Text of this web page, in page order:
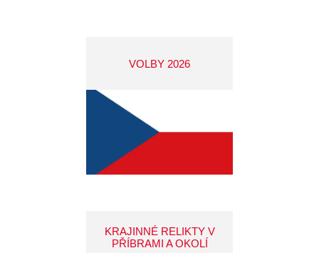
VOLBY 2026
KRAJINNÉ RELIKTY V
PŘÍBRAMI A OKOLÍ